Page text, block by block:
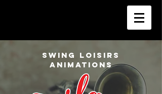
SWING LOISIRS
ANIMATIONS